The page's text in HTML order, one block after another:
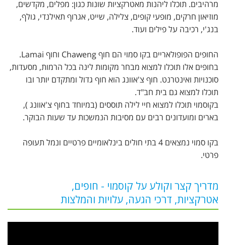
מרהיבים. תוכלו ליהנות מאטרקציות שונות כגון: מפלים, מקדשים,
מוזיאון חרקים, מופעי קופים, צלילה, שייט, אגרוף תאילנדי, גולף,
בנג'י, רכיבה על פילים ועוד.
החופים הפופולאריים בקו סמוי הם חוף Chaweng וחוף Lamai.
בחופים אלו תוכלו למצוא מבחר מקומות לינה בכל הרמות, מסעדות,
סוכנויות ואינטרנט. חוף צ'אוונג הוא חוף גדול ומתקדם יותר ובו
תוכלו למצוא גם בית חב"ד.
בקוסמוי תוכלו למצוא חיי לילה תוססים (במיוחד בחוף צ'אוונג ),
בארים ומועדונים רבים עם מסיבות הנמשכות עד שעות הבוקר.
בקו סמוי נמצאים 4 בתי חולים בינלאומיים פרטיים ונמל תעופה
פרטי.
מדריך קצר וקולע על קוסמוי - חופים,
אטרקציות, דרכי הגעה, עלויות והמלצות